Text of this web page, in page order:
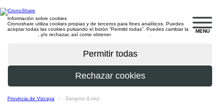
MENU
Información sobre cookies
Cronoshare utiliza cookies propias y de terceros para fines analíticos. Puedes
aceptar todas las cookies pulsando el botón “Permitir todas”. Puedes cambiar la
, y/o rechazar, así como obtener
Provincia de Vizcaya Zangroiz (Loiu)